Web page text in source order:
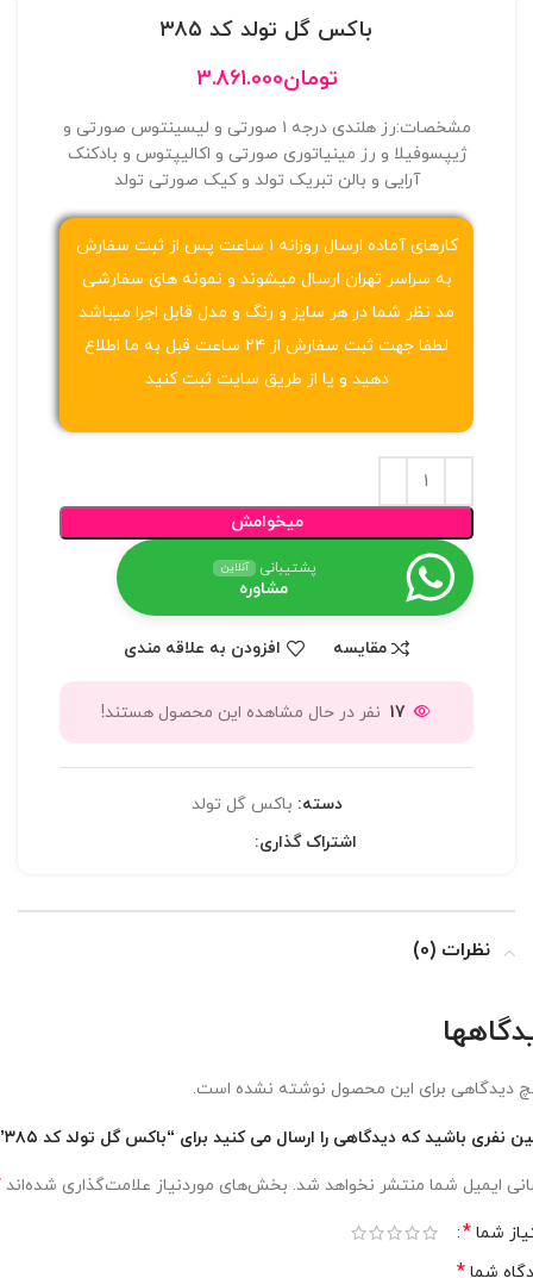
باکس گل تولد کد ۳۸۵
تومان3.861.000
مشخصات:رز هلندی درجه ۱ صورتی و لیسینتوس صورتی و
ژیپسوفیلا و رز مینیاتوری صورتی و اکالیپتوس و بادکنک
آرایی و بالن تبریک تولد و کیک صورتی تولد
کارهای آماده ارسال روزانه ۱ ساعت پس از ثبت سفارش
به سراسر تهران ارسال میشوند و نمونه های سفارشی
مد نظر شما در هر سایز و رنگ و مدل قابل اجرا میباشد
لطفا جهت ثبت سفارش از ۲۴ ساعت قبل به ما اطلاع
دهید و یا از طریق سایت ثبت کنید
میخوامش
پشتیبانی آنلاین
مشاوره
مقایسه افزودن به علاقه مندی
17 نفر در حال مشاهده این محصول هستند!
دسته: باکس گل تولد
اشتراک گذاری:
نظرات (0)
دیدگاهی برای این محصول نوشته نشده است.
نفری باشید که دیدگاهی را ارسال می کنید برای “باکس گل تولد کد ۳۸۵”
ایمیل شما منتشر نخواهد شد. بخش‌های موردنیاز علامت‌گذاری شده‌اند
شما *
شما *